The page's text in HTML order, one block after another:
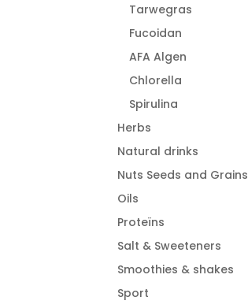
Tarwegras
Fucoidan
AFA Algen
Chlorella
Spirulina
Herbs
Natural drinks
Nuts Seeds and Grains
Oils
Proteïns
Salt & Sweeteners
Smoothies & shakes
Sport